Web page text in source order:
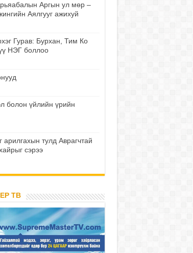
Аргын ул мөр –
Аялгууг ажихуй
Гурав: Бурхан, Тим Ко
НЭГ боллоо
болон үйлийн үрийн
тулд Аврагчтай
сэрээ
ТВ